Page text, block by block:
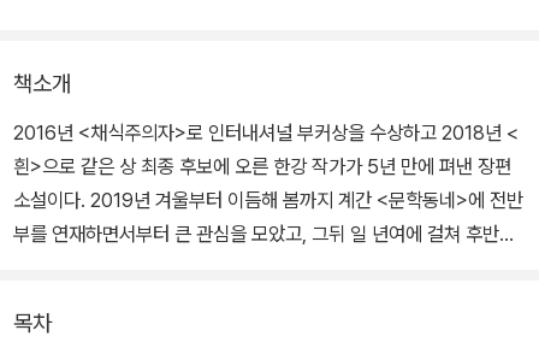
책소개
2016년 <채식주의자>로 인터내셔널 부커상을 수상하고 2018년 <
흰>으로 같은 상 최종 후보에 오른 한강 작가가 5년 만에 펴낸 장편
소설이다. 2019년 겨울부터 이듬해 봄까지 계간 <문학동네>에 전반
부를 연재하면서부터 큰 관심을 모았고, 그뒤 일 년여에 걸쳐 후반부
목차